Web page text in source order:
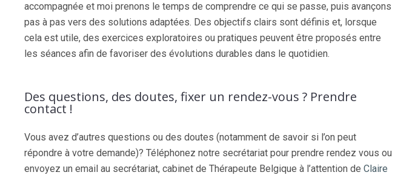
accompagnée et moi prenons le temps de comprendre ce qui se passe, puis avançons
pas à pas vers des solutions adaptées. Des objectifs clairs sont définis et, lorsque
cela est utile, des exercices exploratoires ou pratiques peuvent être proposés entre
les séances afin de favoriser des évolutions durables dans le quotidien.
Des questions, des doutes, fixer un rendez-vous ? Prendre
contact !
Vous avez d’autres questions ou des doutes (notamment de savoir si l’on peut
répondre à votre demande)? Téléphonez notre secrétariat pour prendre rendez vous ou
envoyez un email au secrétariat, cabinet de Thérapeute Belgique à l’attention de Claire